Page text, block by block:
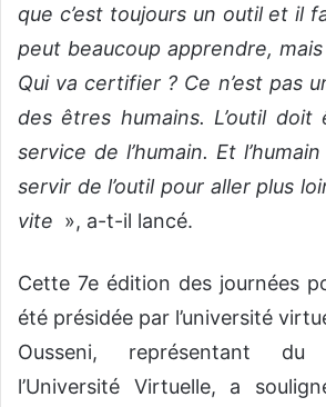
que c’est toujours un outil et il
peut beaucoup apprendre,
Qui va certifier ? Ce n’est pas
des êtres humains. L’outil
service de l’humain. Et
servir de l’outil pour aller plus
vite », a-t-il lancé.
Cette 7e édition des journées
été présidée par l’université
Ousseni, représentant
l’Université Virtuelle, a